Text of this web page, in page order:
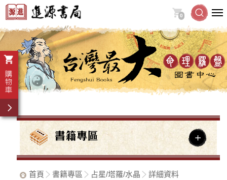
0
首頁 書籍專區 占星/塔羅/水晶 詳細資料